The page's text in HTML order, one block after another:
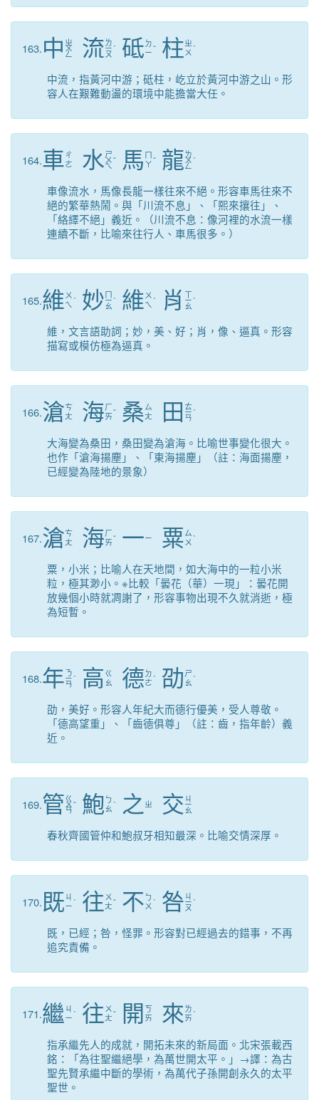
163.中 ㄓ
ㄨ
ㄥ 流ㄌ
ㄧ
ㄡ
ˊ 砥 ㄉ
ㄧˇ 柱ㄓ
ㄨ ˋ
中流，指黃河中游；砥柱，屹立於黃河中游之山。形
容人在艱難動盪的環境中能擔當大任。
164.車ㄔ
ㄜ
水ㄕ
ㄨ
ㄟ
ˇ 馬 ㄇ
ㄚˇ 龍ㄌ
ㄨ
ㄥ
ˊ
車像流水，馬像長龍一樣往來不絕。形容車馬往來不
絕的繁華熱鬧。與「川流不息」、「熙來攘往」、
「絡繹不絕」義近。（川流不息：像河裡的水流一樣
連續不斷，比喻來往行人、車馬很多。）
165.維 ㄨ
ㄟ ˊ 妙 ㄇ
ㄧ
ㄠ
ˋ 維 ㄨ
ㄟ ˊ 肖 ㄒ
ㄧ
ㄠ
ˋ
維，文言語助詞；妙，美、好；肖，像、逼真。形容
描寫或模仿極為逼真。
166.滄ㄘ
ㄤ
海ㄏ
ㄞˇ 桑ㄙ
ㄤ
田 ㄊ
ㄧ
ㄢ
ˊ
大海變為桑田，桑田變為滄海。比喻世事變化很大。
也作「滄海揚塵」、「東海揚塵」（註：海面揚塵，
已經變為陸地的景象）
167.滄ㄘ
ㄤ
海ㄏ
ㄞˇ 一ㄧ 粟ㄙ
ㄨ ˋ
粟，小米；比喻人在天地間，如大海中的一粒小米
粒，極其渺小。※比較「曇花（華）一現」：曇花開
放幾個小時就凋謝了，形容事物出現不久就消逝，極
為短暫。
168.年ㄋ
ㄧ
ㄢ
ˊ 高 ㄍ
ㄠ
德 ㄉ
ㄜ ˊ 劭 ㄕ
ㄠˋ
劭，美好。形容人年紀大而德行優美，受人尊敬。
「德高望重」、「齒德俱尊」（註：齒，指年齡）義
近。
169.管ㄍ
ㄨ
ㄢ
ˇ 鮑 ㄅ
ㄠˋ 之 ㄓ 交 ㄐ
ㄧ
ㄠ
春秋齊國管仲和鮑叔牙相知最深。比喻交情深厚。
170. 既 ㄐ
ㄧˋ 往 ㄨ
ㄤˇ 不 ㄅ
ㄨ ˋ 咎 ㄐ
ㄧ
ㄡ
ˋ
既，已經；咎，怪罪。形容對已經過去的錯事，不再
追究責備。
171.繼 ㄐ
ㄧˋ 往 ㄨ
ㄤˇ 開 ㄎ
ㄞ
來 ㄌ
ㄞ ˊ
指承繼先人的成就，開拓未來的新局面。北宋張載西
銘：「為往聖繼絕學，為萬世開太平。」→譯：為古
聖先賢承繼中斷的學術，為萬代子孫開創永久的太平
聖世。